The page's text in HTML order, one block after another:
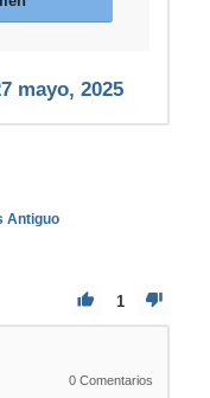
mayo, 2025
Antiguo
1
0 Comentarios